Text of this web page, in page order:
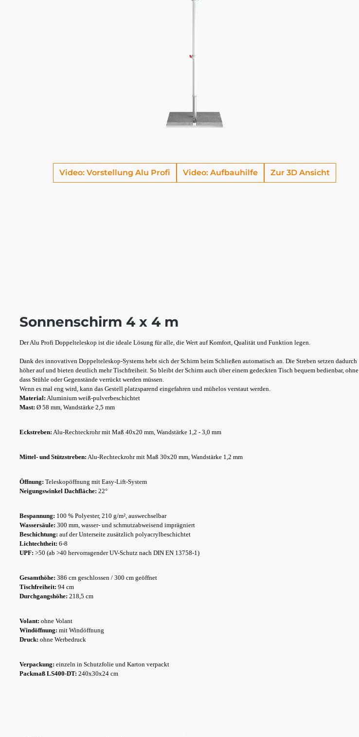
Video: Vorstellung Alu Profi Video: Aufbauhilfe Zur 3D Ansicht
Sonnenschirm 4 x 4 m
Der Alu Profi Doppelteleskop ist die ideale Lösung für alle, die Wert auf Komfort, Qualität und Funktion legen.
Dank des innovativen Doppelteleskop-Systems hebt sich der Schirm beim Schließen automatisch an. Die Streben setzen dadurch
höher auf und bieten deutlich mehr Tischfreiheit. So bleibt der Schirm auch über einem gedeckten Tisch bequem bedienbar, ohne
dass Stühle oder Gegenstände verrückt werden müssen.
Wenn es mal eng wird, kann das Gestell platzsparend eingefahren und mühelos verstaut werden.
Material: Aluminium weiß-pulverbeschichtet
Mast: Ø 58 mm, Wandstärke 2,5 mm
Eckstreben: Alu-Rechteckrohr mit Maß 40x20 mm, Wandstärke 1,2 - 3,0 mm
Mittel- und Stützstreben: Alu-Rechteckrohr mit Maß 30x20 mm, Wandstärke 1,2 mm
Öffnung: Teleskopöffnung mit Easy-Lift-System
Neigungswinkel Dachfläche: 22°
Bespannung: 100 % Polyester, 210 g/m², auswechselbar
Wassersäule: 300 mm, wasser- und schmutzabweisend imprägniert
Beschichtung: auf der Unterseite zusätzlich polyacrylbeschichtet
Lichtechtheit: 6-8
UPF: >50 (ab >40 hervorragender UV-Schutz nach DIN EN 13758-1)
Gesamthöhe: 386 cm geschlossen / 300 cm geöffnet
Tischfreiheit: 94 cm
Durchgangshöhe: 218,5 cm
Volant: ohne Volant
Windöffnung: mit Windöffnung
Druck: ohne Werbedruck
Verpackung: einzeln in Schutzfolie und Karton verpackt
Packmaß LS400-DT: 240x30x24 cm